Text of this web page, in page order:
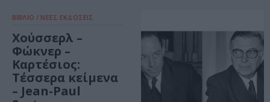
ΒΙΒΛΙΟ / ΝΕΕΣ ΕΚΔΟΣΕΙΣ
Χούσσερλ –
Φώκνερ –
Καρτέσιος:
Τέσσερα κείμενα
– Jean-Paul